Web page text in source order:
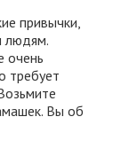
привычки,
людям.
очень
требует
Вы об